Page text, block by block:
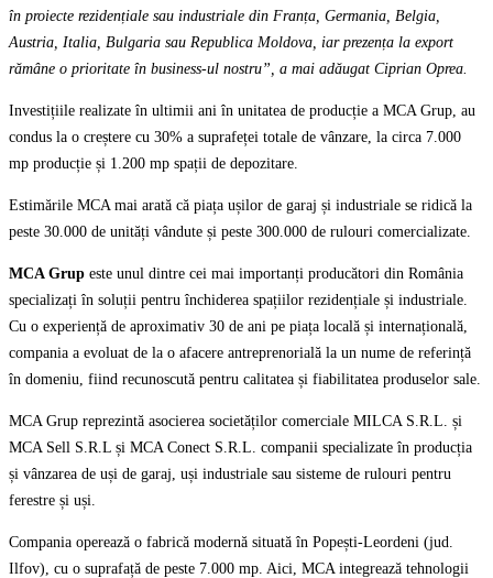
în proiecte rezidențiale sau industriale din Franța, Germania, Belgia,
Austria, Italia, Bulgaria sau Republica Moldova, iar prezența la export
rămâne o prioritate în business-ul nostru”, a mai adăugat Ciprian Oprea.
Investițiile realizate în ultimii ani în unitatea de producție a MCA Grup, au
condus la o creștere cu 30% a suprafeței totale de vânzare, la circa 7.000
mp producție și 1.200 mp spații de depozitare.
Estimările MCA mai arată că piața ușilor de garaj și industriale se ridică la
peste 30.000 de unități vândute și peste 300.000 de rulouri comercializate.
MCA Grup este unul dintre cei mai importanți producători din România
specializați în soluții pentru închiderea spațiilor rezidențiale și industriale.
Cu o experiență de aproximativ 30 de ani pe piața locală și internațională,
compania a evoluat de la o afacere antreprenorială la un nume de referință
în domeniu, fiind recunoscută pentru calitatea și fiabilitatea produselor sale.
MCA Grup reprezintă asocierea societăților comerciale MILCA S.R.L. și
MCA Sell S.R.L și MCA Conect S.R.L. companii specializate în producția
și vânzarea de uși de garaj, uși industriale sau sisteme de rulouri pentru
ferestre și uși.
Compania operează o fabrică modernă situată în Popești-Leordeni (jud.
Ilfov), cu o suprafață de peste 7.000 mp. Aici, MCA integrează tehnologii